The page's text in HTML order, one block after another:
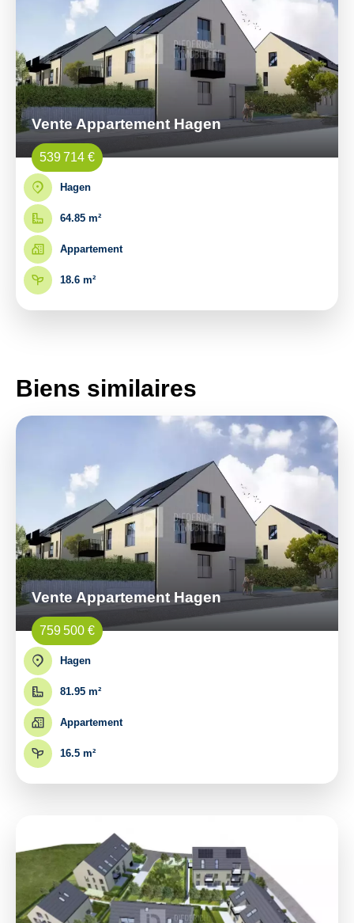
Vente Appartement Hagen
539 714 €
Hagen
64.85 m²
Appartement
18.6 m²
Biens similaires
Vente Appartement Hagen
759 500 €
Hagen
81.95 m²
Appartement
16.5 m²